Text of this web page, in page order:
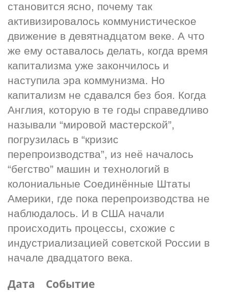
становится ясно, почему так
активизировалось коммунистическое
движение в девятнадцатом веке. А что
же ему оставалось делать, когда время
капитализма уже закончилось и
наступила эра коммунизма. Но
капитализм не сдавался без боя. Когда
Англия, которую в те годы справедливо
называли “мировой мастерской”,
погрузилась в “кризис
перепроизводства”, из неё началось
“бегство” машин и технологий в
колониальные Соединённые Штаты
Америки, где пока перепроизводства не
наблюдалось. И в США начали
происходить процессы, схожие с
индустриализацией советской России в
начале двадцатого века.
Дата
Событие